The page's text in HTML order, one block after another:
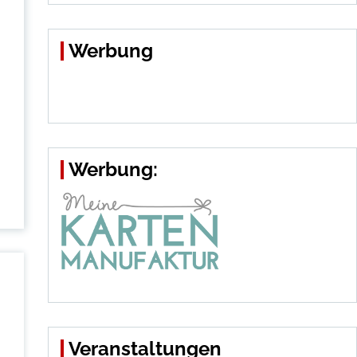
Werbung
Werbung:
Veranstaltungen